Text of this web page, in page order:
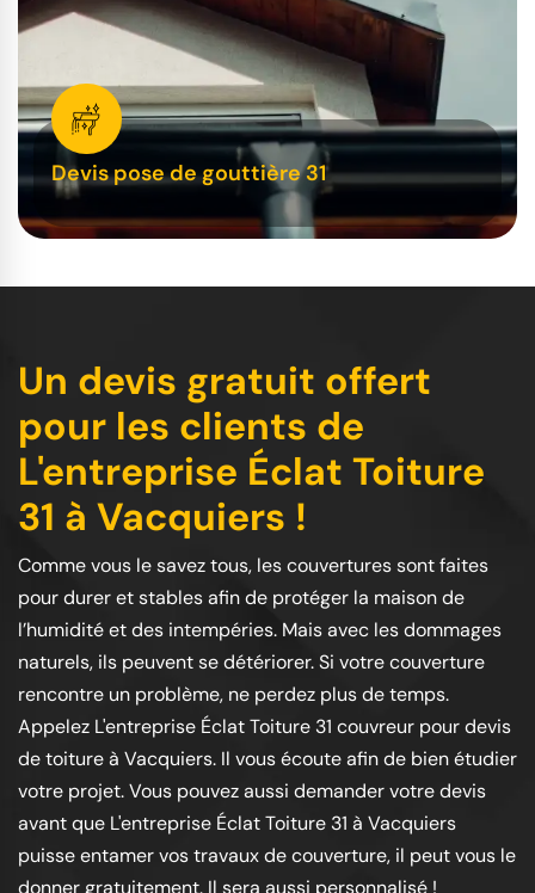
Devis pose de gouttière 31
Un devis gratuit offert
pour les clients de
L'entreprise Éclat Toiture
31 à Vacquiers !
Comme vous le savez tous, les couvertures sont faites
pour durer et stables afin de protéger la maison de
l’humidité et des intempéries. Mais avec les dommages
naturels, ils peuvent se détériorer. Si votre couverture
rencontre un problème, ne perdez plus de temps.
Appelez L'entreprise Éclat Toiture 31 couvreur pour devis
de toiture à Vacquiers. Il vous écoute afin de bien étudier
votre projet. Vous pouvez aussi demander votre devis
avant que L'entreprise Éclat Toiture 31 à Vacquiers
puisse entamer vos travaux de couverture, il peut vous le
donner gratuitement. Il sera aussi personnalisé !